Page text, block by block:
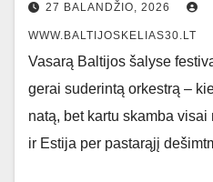
27 BALANDŽIO, 2026
WWW.BALTIJOSKELIAS30.LT
Vasarą Baltijos šalyse
gerai suderintą orkestrą –
natą, bet kartu skamba
ir Estija per pastarąjį